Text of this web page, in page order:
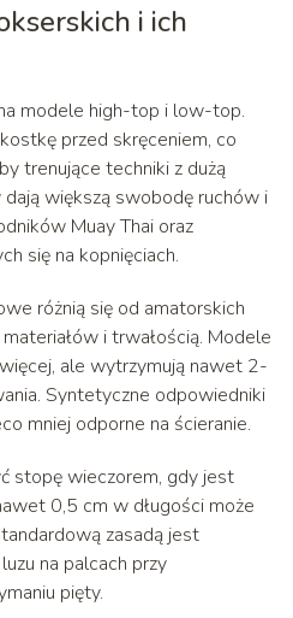
i ich
modele high-top i low-top.
przed skręceniem, co
trenujące techniki z dużą
większą swobodę ruchów i
Muay Thai oraz
się na kopnięciach.
różnią się od amatorskich
i trwałością. Modele
ale wytrzymują nawet 2-
Syntetyczne odpowiedniki
mniej odporne na ścieranie.
stopę wieczorem, gdy jest
0,5 cm w długości może
zasadą jest
na palcach przy
pięty.